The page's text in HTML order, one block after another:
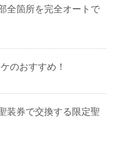
全箇所を完全オートで
のおすすめ！
装券で交換する限定聖